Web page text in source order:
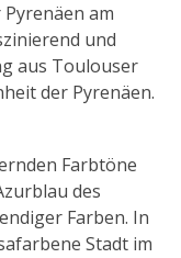
am
und
aus Toulouser
der Pyrenäen.
Farbtöne
des
Farben. In
Stadt im